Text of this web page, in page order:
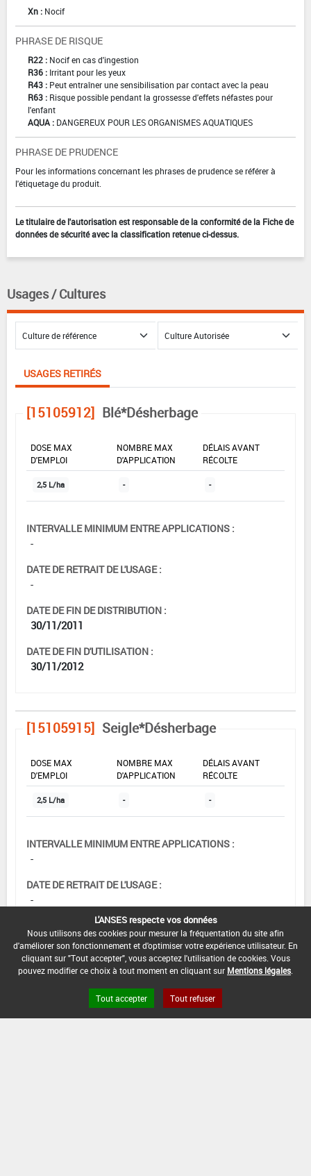
Xn : Nocif
PHRASE DE RISQUE
R22 : Nocif en cas d'ingestion
R36 : Irritant pour les yeux
R43 : Peut entraîner une sensibilisation par contact avec la peau
R63 : Risque possible pendant la grossesse d'effets néfastes pour
l'enfant
AQUA : DANGEREUX POUR LES ORGANISMES AQUATIQUES
PHRASE DE PRUDENCE
Pour les informations concernant les phrases de prudence se référer à
l'étiquetage du produit.
Le titulaire de l'autorisation est responsable de la conformité de la Fiche de
données de sécurité avec la classification retenue ci-dessus.
Usages / Cultures
USAGES RETIRÉS
[15105912] Blé*Désherbage
DOSE MAX
D'EMPLOI
NOMBRE MAX
D'APPLICATION
DÉLAIS AVANT
RÉCOLTE
2,5 L/ha - -
INTERVALLE MINIMUM ENTRE APPLICATIONS :
-
DATE DE RETRAIT DE L'USAGE :
-
DATE DE FIN DE DISTRIBUTION :
30/11/2011
DATE DE FIN D'UTILISATION :
30/11/2012
[15105915] Seigle*Désherbage
DOSE MAX
D'EMPLOI
NOMBRE MAX
D'APPLICATION
DÉLAIS AVANT
RÉCOLTE
2,5 L/ha - -
INTERVALLE MINIMUM ENTRE APPLICATIONS :
-
DATE DE RETRAIT DE L'USAGE :
-
DATE DE FIN DE DISTRIBUTION :
30/11/2011
DATE DE FIN D'UTILISATION :
L'ANSES respecte vos données
Nous utilisons des cookies pour mesurer la fréquentation du site afin
d'améliorer son fonctionnement et d'optimiser votre expérience utilisateur. En
cliquant sur "Tout accepter", vous acceptez l'utilisation de cookies. Vous
pouvez modifier ce choix à tout moment en cliquant sur Mentions légales
Tout accepter Tout refuser